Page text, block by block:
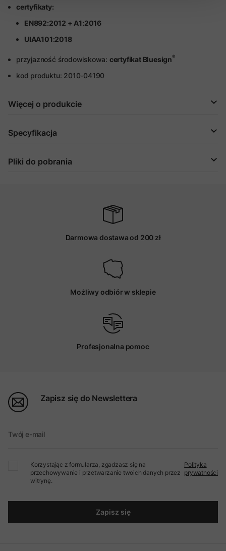
certyfikaty:
EN892:2012 + A1:2016
UIAA101:2018
przyjazność środowiskowa: certyfikat Bluesign®
kod produktu: 2010-04190
Więcej o produkcie
Specyfikacja
Pliki do pobrania
Darmowa dostawa od 200 zł
Możliwy odbiór w sklepie
Profesjonalna pomoc
Zapisz się do Newslettera
Twój e-mail
Korzystając z formularza, zgadzasz się na
przechowywanie i przetwarzanie twoich danych przez
witrynę.
Polityka
prywatności
Zapisz się